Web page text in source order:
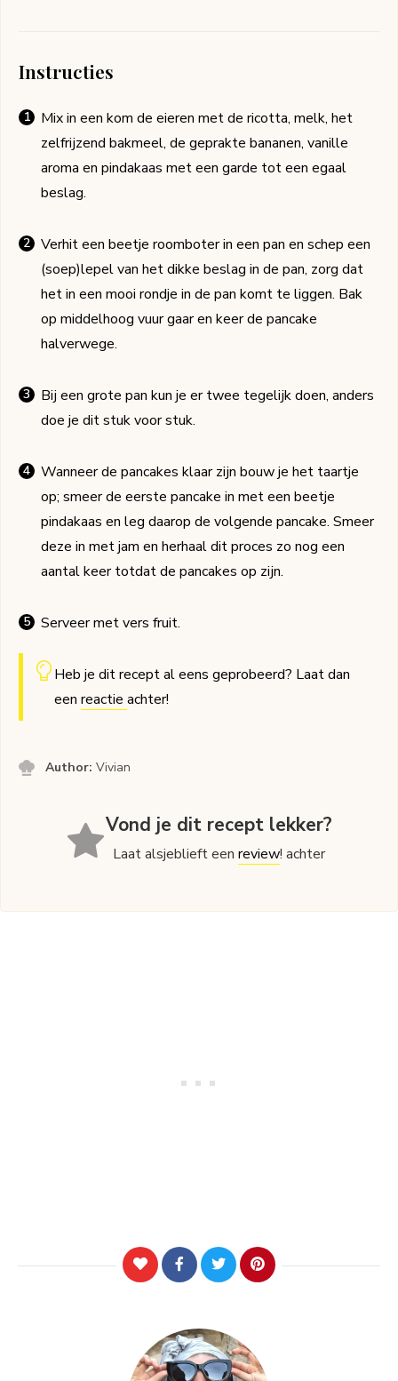
Instructies
Mix in een kom de eieren met de ricotta, melk, het
zelfrijzend bakmeel, de geprakte bananen, vanille
aroma en pindakaas met een garde tot een egaal
beslag.
Verhit een beetje roomboter in een pan en schep een
(soep)lepel van het dikke beslag in de pan, zorg dat
het in een mooi rondje in de pan komt te liggen. Bak
op middelhoog vuur gaar en keer de pancake
halverwege.
Bij een grote pan kun je er twee tegelijk doen, anders
doe je dit stuk voor stuk.
Wanneer de pancakes klaar zijn bouw je het taartje
op; smeer de eerste pancake in met een beetje
pindakaas en leg daarop de volgende pancake. Smeer
deze in met jam en herhaal dit proces zo nog een
aantal keer totdat de pancakes op zijn.
Serveer met vers fruit.
Heb je dit recept al eens geprobeerd? Laat dan
een reactie achter!
Author:Vivian
Vond je dit recept lekker?
Laat alsjeblieft eenreview! achter